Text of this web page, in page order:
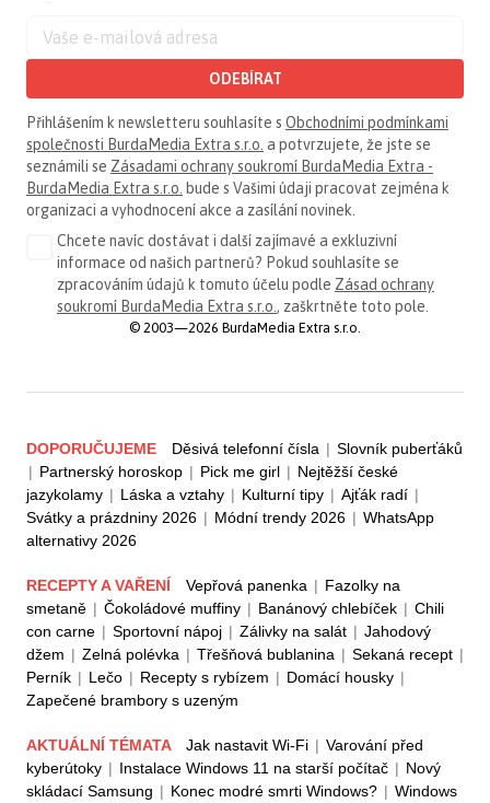
ODEBÍRAT
Přihlášením k newsletteru souhlasíte s Obchodními podmínkami
společnosti BurdaMedia Extra s.r.o. a potvrzujete, že jste se
seznámili se Zásadami ochrany soukromí BurdaMedia Extra -
BurdaMedia Extra s.r.o. bude s Vašimi údaji pracovat zejména k
organizaci a vyhodnocení akce a zasílání novinek.
Chcete navíc dostávat i další zajímavé a exkluzivní
informace od našich partnerů? Pokud souhlasíte se
zpracováním údajů k tomuto účelu podle Zásad ochrany
soukromí BurdaMedia Extra s.r.o. , zaškrtněte toto pole.
© 2003—2026 BurdaMedia Extra s.r.o.
DOPORUČUJEME Děsivá telefonní čísla | Slovník puberťáků
| Partnerský horoskop | Pick me girl | Nejtěžší české
jazykolamy | Láska a vztahy | Kulturní tipy | Ajťák radí |
Svátky a prázdniny 2026 | Módní trendy 2026 | WhatsApp
alternativy 2026
RECEPTY A VAŘENÍ Vepřová panenka | Fazolky na
smetaně | Čokoládové muffiny | Banánový chlebíček | Chili
con carne | Sportovní nápoj | Zálivky na salát | Jahodový
džem | Zelná polévka | Třešňová bublanina | Sekaná recept |
Perník | Lečo | Recepty s rybízem | Domácí housky |
Zapečené brambory s uzeným
AKTUÁLNÍ TÉMATA Jak nastavit Wi-Fi | Varování před
kyberútoky | Instalace Windows 11 na starší počítač | Nový
skládací Samsung | Konec modré smrti Windows? | Windows